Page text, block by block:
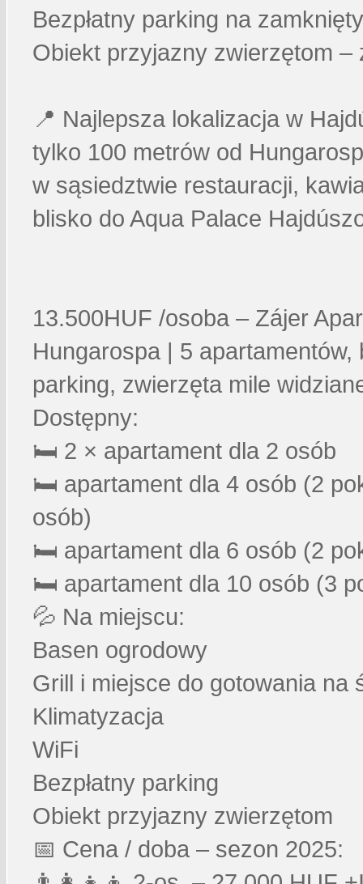
Bezpłatny parking na
Obiekt przyjazny zwierzętom
📍 Najlepsza lokalizacja w
tylko 100 metrów od
w sąsiedztwie restauracji,
blisko do Aqua Palace
13.500HUF /osoba – Zájer
Hungarospa | 5
parking, zwierzęta mile
Dostępny:
🛏️ 2 × apartament dla 2 osób
🛏️ apartament dla 4 osób (2
osób)
🛏️ apartament dla 6 osób (2
🛏️ apartament dla 10 osób (3
💦 Na miejscu:
Basen ogrodowy
Grill i miejsce do gotowania na
Klimatyzacja
WiFi
Bezpłatny parking
Obiekt przyjazny zwierzętom
📅 Cena / doba – sezon 2025: